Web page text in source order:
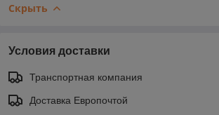
Скрыть
Условия доставки
Транспортная компания
Доставка Европочтой